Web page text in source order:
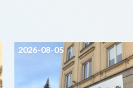
2026-08-05